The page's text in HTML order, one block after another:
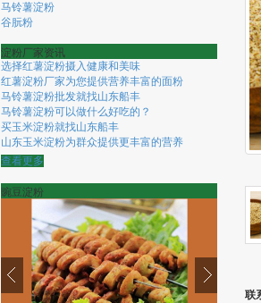
马铃薯淀粉
谷朊粉
淀粉厂家资讯
选择红薯淀粉摄入健康和美味
红薯淀粉厂家为您提供营养丰富的面粉
马铃薯淀粉批发就找山东船丰
马铃薯淀粉可以做什么好吃的？
买玉米淀粉就找山东船丰
山东玉米淀粉为群众提供更丰富的营养
查看更多
豌豆淀粉
联